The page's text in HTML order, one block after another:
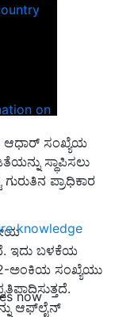
on
knowledge
now
ಆಧಾರ್ ಸಂಖ್ಯೆಯ
ಸ್ಥಾಪಿಸಲು
ಪ್ರಾಧಿಕಾರ
ಇದು ಬಳಕೆಯ
12-ಅಂಕಿಯ ಸಂಖ್ಯೆಯು
ಆಫ್‌ಲೈನ್